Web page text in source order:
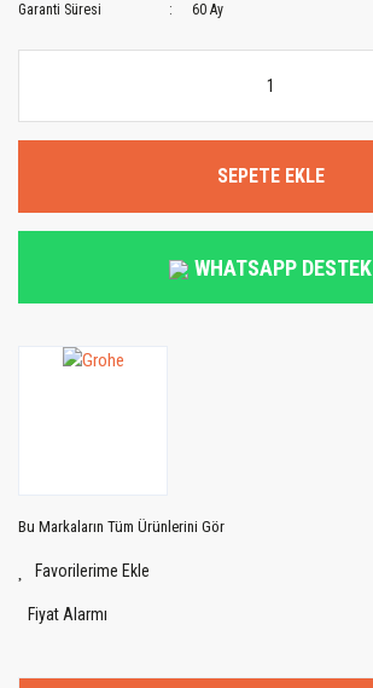
Garanti Süresi
60 Ay
SEPETE EKLE
WHATSAPP DESTEK
Bu Markaların Tüm Ürünlerini Gör
Fiyat Alarmı